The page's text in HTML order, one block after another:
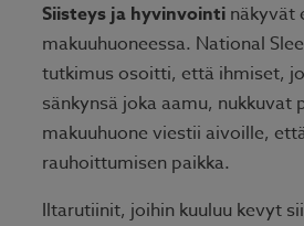
Siisteys ja hyvinvointi näkyvät
makuuhuoneessa. National
tutkimus osoitti, että ihmiset,
sänkynsä joka aamu, nukkuvat
makuuhuone viestii aivoille,
rauhoittumisen paikka.
Iltarutiinit, joihin kuuluu kevyt